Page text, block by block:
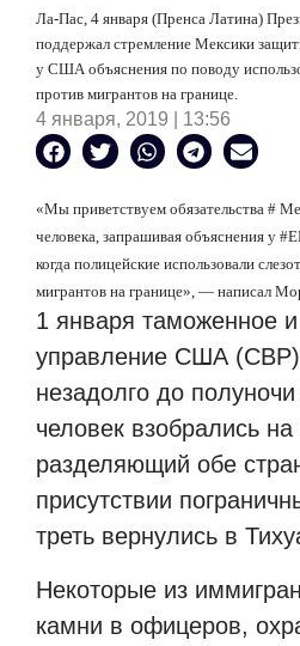
Ла-Пас, 4 января (Пренса Латина)
поддержал стремление Мексики
у США объяснения по поводу
против мигрантов на границе.
4 января, 2019 | 13:56
«Мы приветствуем обязательства #
человека, запрашивая объяснения у
когда полицейские использовали
мигрантов на границе», — написал
1 января таможенное
управление США
незадолго до
человек взобрались на
разделяющий обе
присутствии
треть вернулись в
Некоторые из
камни в офицеров,